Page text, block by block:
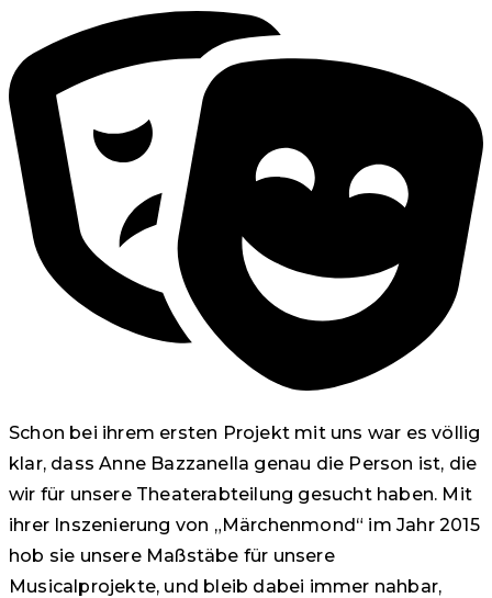
Schon bei ihrem ersten Projekt mit uns war es völlig
klar, dass Anne Bazzanella genau die Person ist, die
wir für unsere Theaterabteilung gesucht haben. Mit
ihrer Inszenierung von „Märchenmond“ im Jahr 2015
hob sie unsere Maßstäbe für unsere
Musicalprojekte, und bleib dabei immer nahbar,